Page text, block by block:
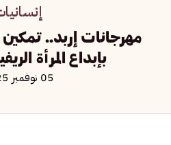
مهرجانات إربد..
بإبداع المرأة
05 نوفمبر 2025